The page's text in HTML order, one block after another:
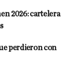
2026: cartelera
perdieron con